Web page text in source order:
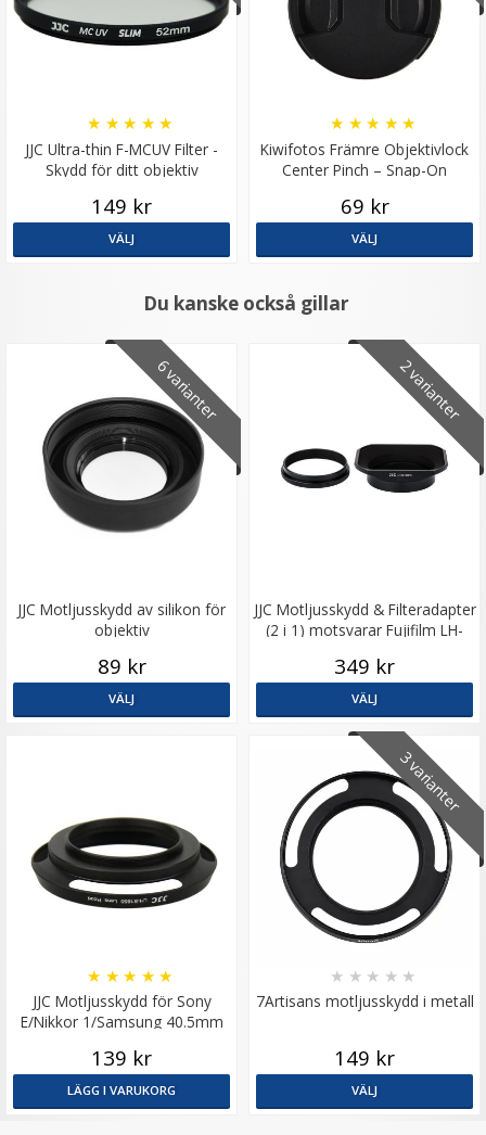
JJC Ultra-thin F-MCUV Filter -
Skydd för ditt objektiv
★ ★ ★ ★ ★
149 kr
VÄLJ
Kiwifotos Främre Objektivlock
Center Pinch – Snap-On
★ ★ ★ ★ ★
69 kr
VÄLJ
Du kanske också gillar
6 varianter
JJC Motljusskydd av silikon för
objektiv
89 kr
VÄLJ
2 varianter
JJC Motljusskydd & Filteradapter
(2 i 1) motsvarar Fujifilm LH-
349 kr
VÄLJ
JJC Motljusskydd för Sony
E/Nikkor 1/Samsung 40.5mm
★ ★ ★ ★ ★
139 kr
LÄGG I VARUKORG
3 varianter
7Artisans motljusskydd i metall
★ ★ ★ ★ ★
149 kr
VÄLJ